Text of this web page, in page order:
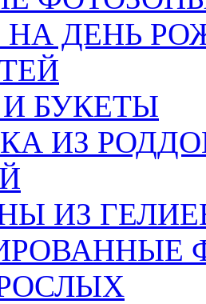
ДЕНЬ
БУКЕТЫ
ИЗ
ИЗ